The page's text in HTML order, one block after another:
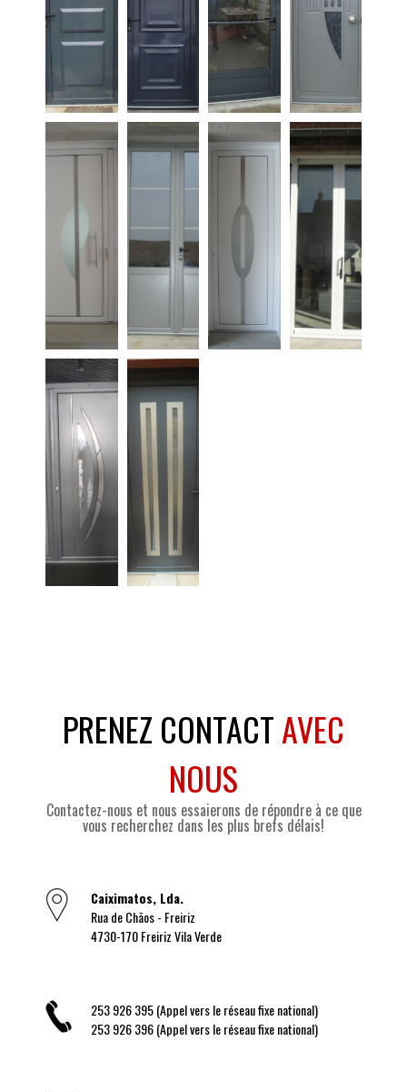
PRENEZ CONTACTAVEC
NOUS
Contactez-nous et nous essaierons de répondre à ce que
vous recherchez dans les plus brefs délais!
Caiximatos, Lda.
Rua de Chãos - Freiriz
4730-170 Freiriz Vila Verde
253 926 395 (Appel vers le réseau fixe national)
253 926 396 (Appel vers le réseau fixe national)